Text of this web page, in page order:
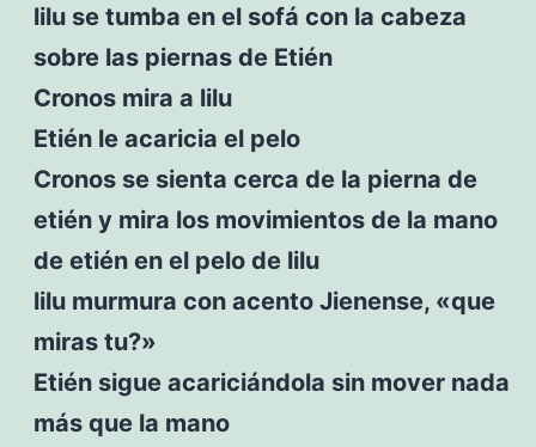
lilu se tumba en el sofá con la cabeza
sobre las piernas de Etién
Cronos mira a lilu
Etién le acaricia el pelo
Cronos se sienta cerca de la pierna de
etién y mira los movimientos de la mano
de etién en el pelo de lilu
lilu murmura con acento Jienense, «que
miras tu?»
Etién sigue acariciándola sin mover nada
más que la mano